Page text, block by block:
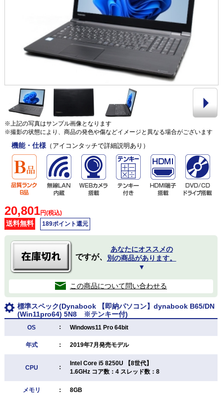
※上記の写真はサンプル画像となります
※撮影の状態により、商品の発色や傷などイメージと異なる場合がございます
機能・仕様（アイコンタッチで詳細説明あり）
20,801円(税込)
送料無料 189ポイント還元
ですが、
あなたにオススメの
別の商品があります。
▼
この商品について問い合わせる
標準スペック(Dynabook 【即納パソコン】dynabook B65/DN
(Win11pro64) 5N8 ※テンキー付)
OS ： Windows11 Pro 64bit
年式 ： 2019年7月発売モデル
CPU ：
Intel Core i5 8250U 【8世代】
1.6GHz コア数：4 スレッド数：8
メモリ ： 8GB